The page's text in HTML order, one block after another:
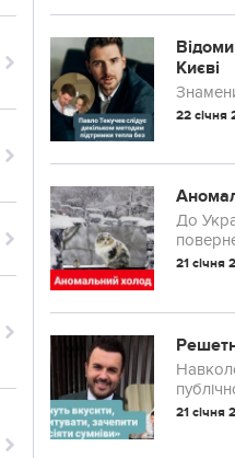
Києві
22 січня
До
21 січня
21 січня